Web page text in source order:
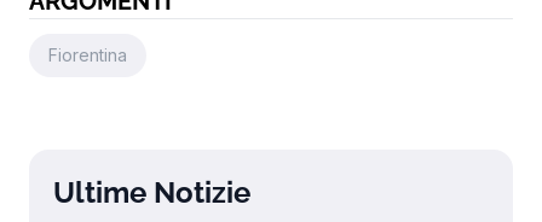
Fiorentina
Ultime Notizie